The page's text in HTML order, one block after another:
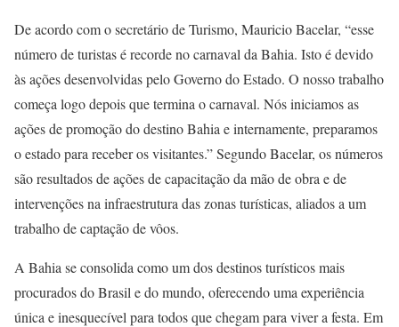
De acordo com o secretário de Turismo, Mauricio Bacelar, “esse
número de turistas é recorde no carnaval da Bahia. Isto é devido
às ações desenvolvidas pelo Governo do Estado. O nosso trabalho
começa logo depois que termina o carnaval. Nós iniciamos as
ações de promoção do destino Bahia e internamente, preparamos
o estado para receber os visitantes.” Segundo Bacelar, os números
são resultados de ações de capacitação da mão de obra e de
intervenções na infraestrutura das zonas turísticas, aliados a um
trabalho de captação de vôos.
A Bahia se consolida como um dos destinos turísticos mais
procurados do Brasil e do mundo, oferecendo uma experiência
única e inesquecível para todos que chegam para viver a festa. Em